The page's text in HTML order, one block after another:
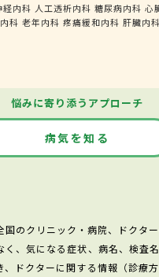
経内科 人工透析内科 糖尿病内科 心
科 老年内科 疼痛緩和内科 肝臓内科
悩みに寄り添うアプローチ
病気を知る
のクリニック・病院、ドクタ
、気になる症状、病名、検査
ドクターに関する情報（診療